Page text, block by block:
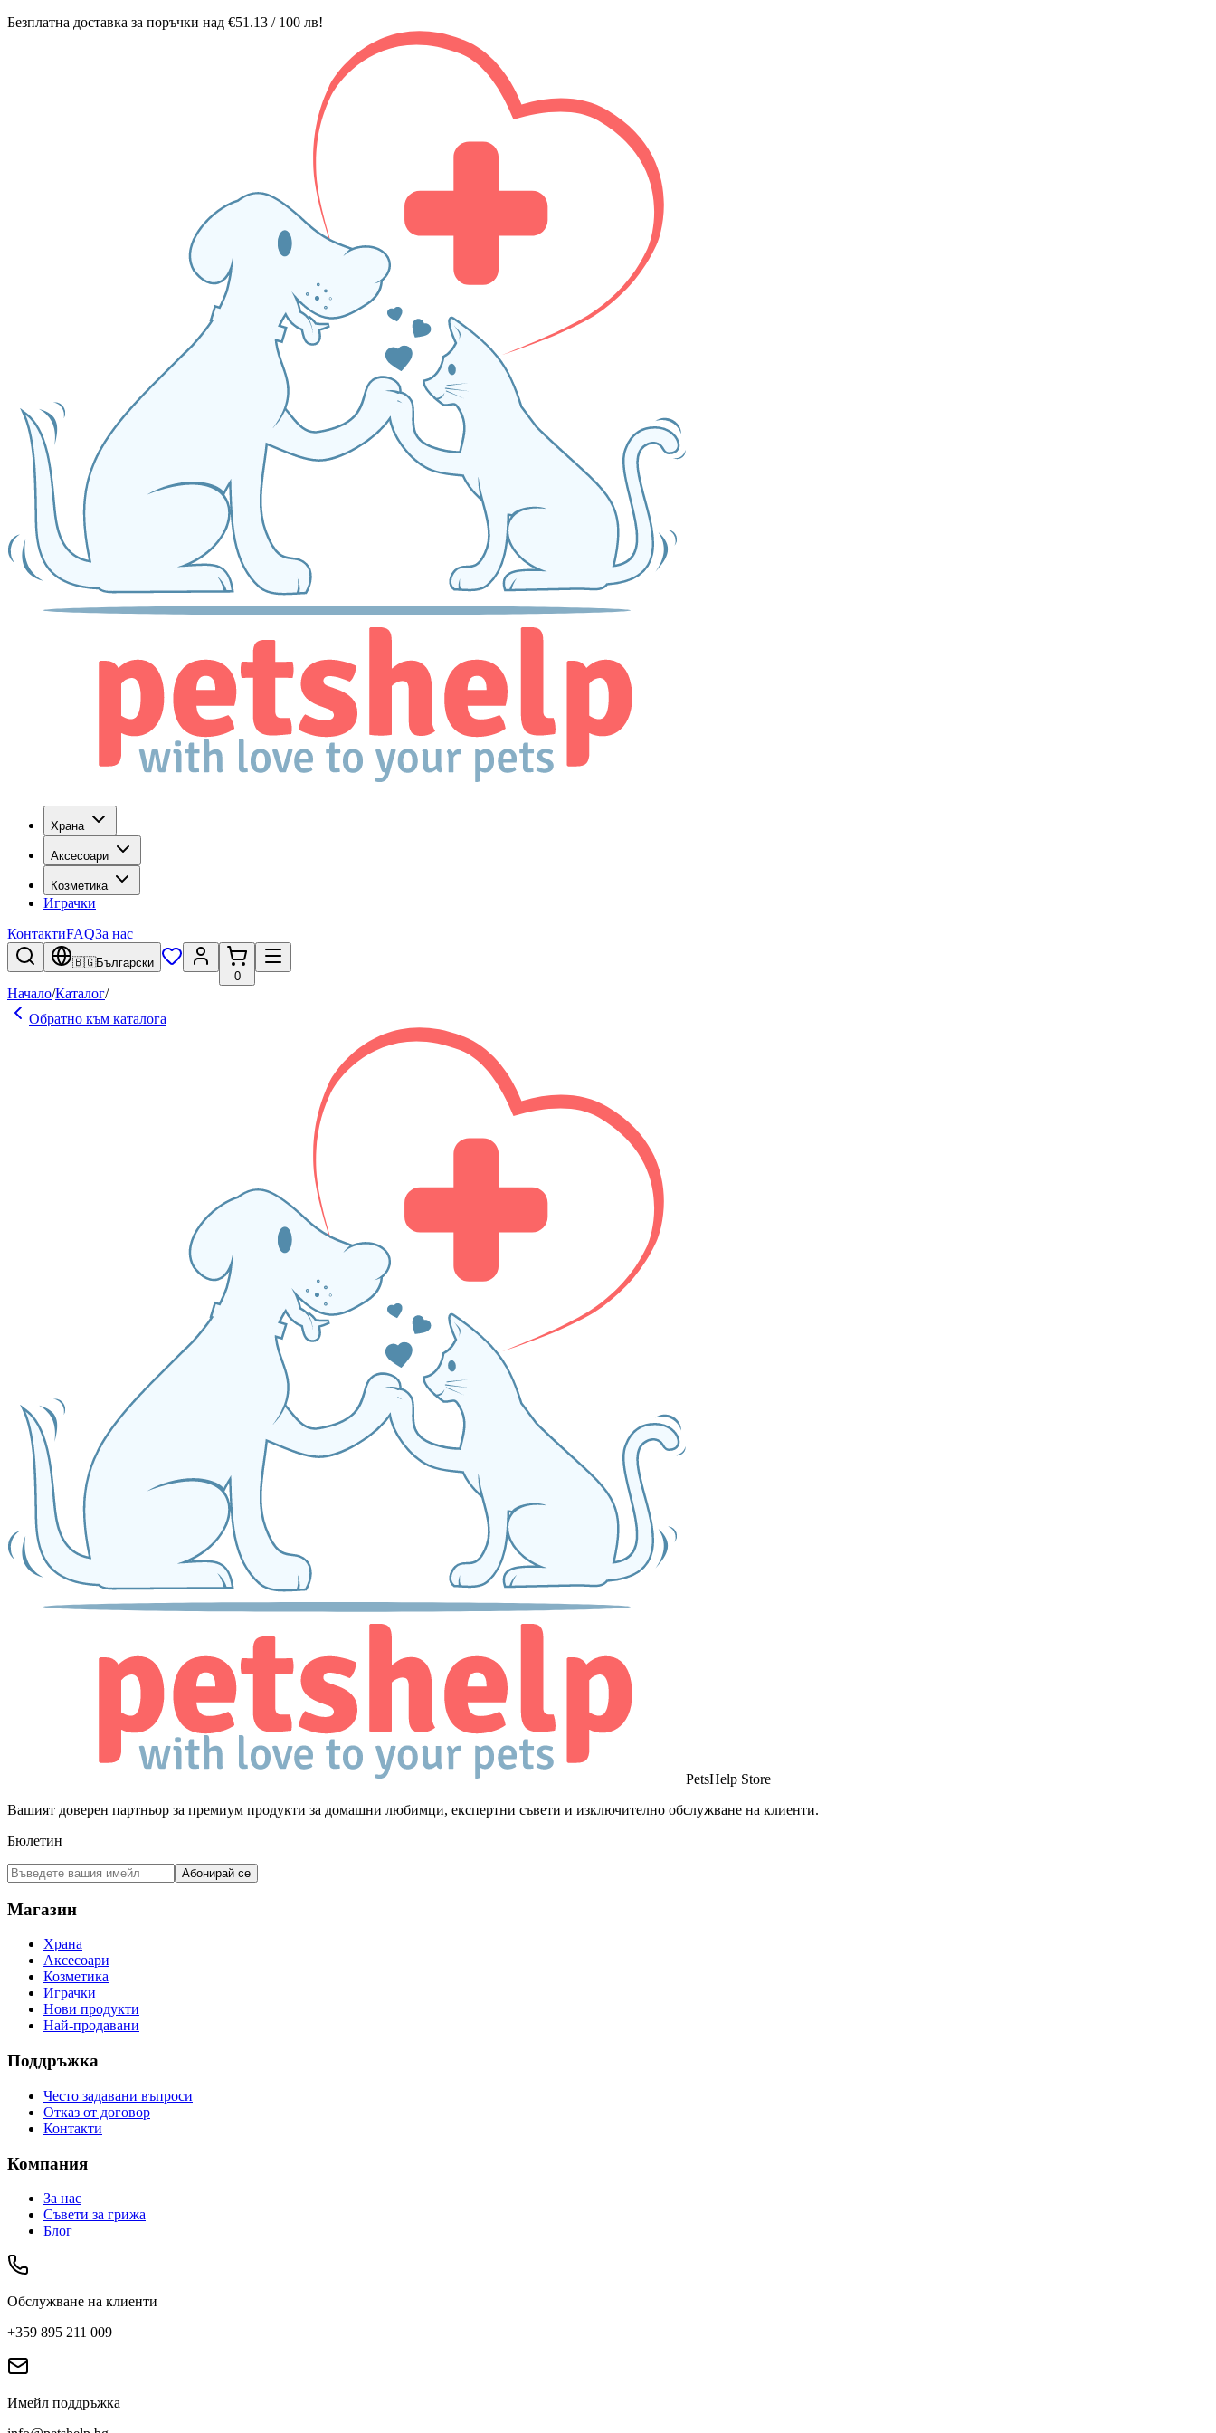
Безплатна доставка за поръчки над €51.13 / 100 лв!
Храна
Аксесоари
Козметика
Играчки
КонтактиFAQЗа нас
🇧🇬Български
0
Начало/Каталог/
Обратно към каталога
PetsHelp Store
Вашият доверен партньор за премиум продукти за домашни любимци, експертни съвети и изключително обслужване на клиенти.
Бюлетин
Абонирай се
Магазин
Храна
Аксесоари
Козметика
Играчки
Нови продукти
Най-продавани
Поддръжка
Често задавани въпроси
Отказ от договор
Контакти
Компания
За нас
Съвети за грижа
Блог
Обслужване на клиенти
+359 895 211 009
Имейл поддръжка